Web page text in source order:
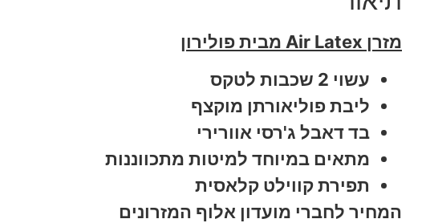
מזרן Air Latex מבית פולירון
עשוי 2 שכבות לטקס
ליבת פוליאורתן מוקצף
בד דאבל ג'רסי אוורירי
מתאים במיוחד למיטות מתכווננות
תפירת קווילט קלאסית
המחיר לחברי מועדון אלוף המזרונים